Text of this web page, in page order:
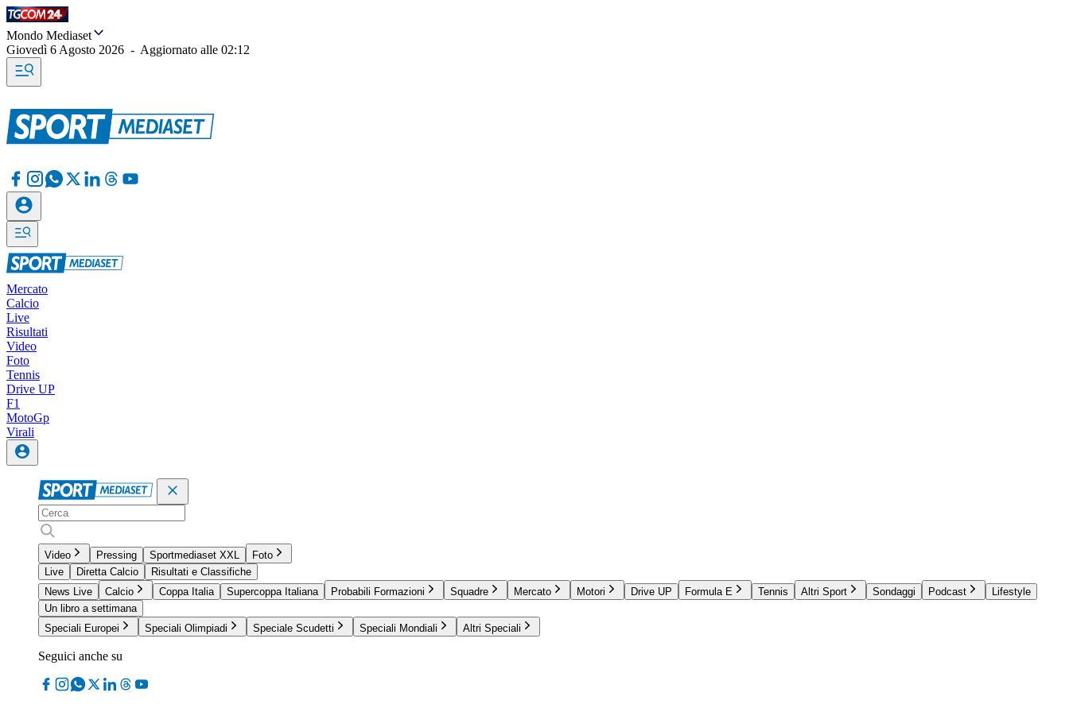
Mondo Mediaset
Giovedì 6 Agosto 2026 - Aggiornato alle 02:12
Mercato
Calcio
Live
Risultati
Video
Foto
Tennis
Drive UP
F1
MotoGp
Virali
Video Pressing Sportmediaset XXL
Foto
Live
Diretta Calcio
Risultati e Classifiche
News Live
Calcio Coppa Italia Supercoppa Italiana Probabili Formazioni Squadre Mercato Motori Drive UP Formula E Tennis Altri Sport Sondaggi Podcast
Lifestyle
Un libro a settimana
Speciali Europei
Speciali Olimpiadi Speciale Scudetti Speciali Mondiali Altri Speciali
Seguici anche su